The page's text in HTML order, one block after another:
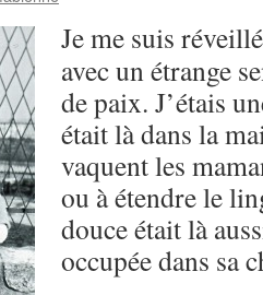
Je me suis
avec un étrange
de paix. J’étais
était là dans la
vaquent les
ou à étendre le
douce était là
occupée dans sa